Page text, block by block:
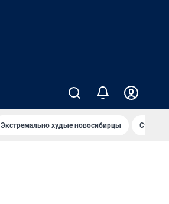
Экстремально худые новосибирцы Старт